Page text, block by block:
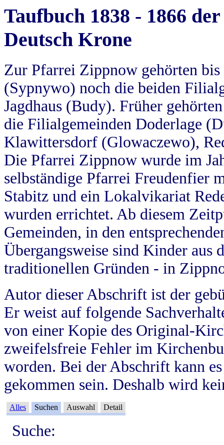
Taufbuch 1838 - 1866
Deutsch Krone
Zur Pfarrei Zippnow gehörten
(Sypnywo) noch die beiden
Jagdhaus (Budy). Früher
die Filialgemeinden Doderlage
Klawittersdorf (Glowaczewo),
Die Pfarrei Zippnow wurde im
selbständige Pfarrei Freudenfier
Stabitz und ein Lokalvikariat
wurden errichtet. Ab diesem
Gemeinden, in den
Übergangsweise sind Kinder aus
traditionellen Gründen - in
Autor dieser Abschrift ist der
Er weist auf folgende
von einer Kopie des Original-
zweifelsfreie Fehler im
worden. Bei der Abschrift kann
gekommen sein. Deshalb wird
Alles Suchen Auswahl Detail
Suche: